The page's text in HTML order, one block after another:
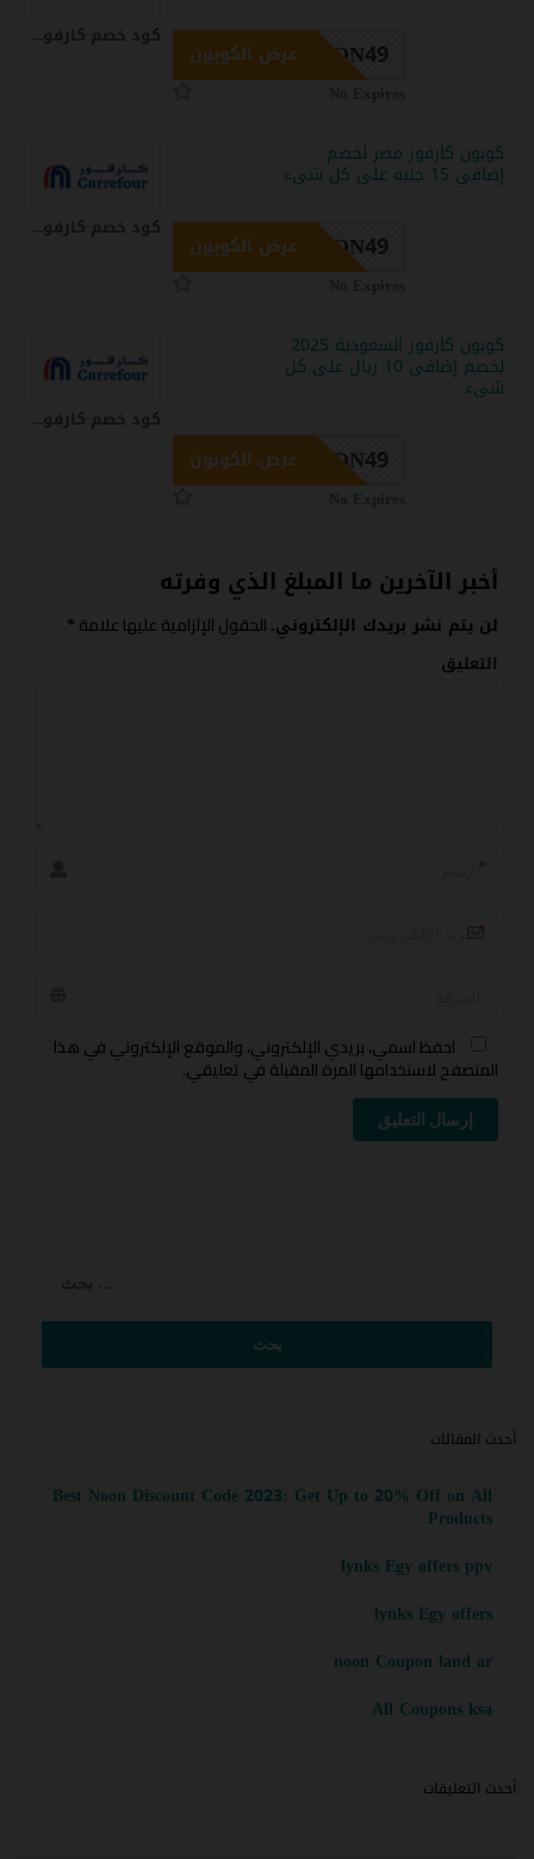
ON49 عرض الكوبون
كوبون كارفور مصر لخصم
إضافي 15 جنيه على كل شىء
ON49 عرض الكوبون
كوبون كارفور السعودية 2025
لخصم إضافي 10 ريال على كل
شىء
ON49 عرض الكوبون
أخبر الآخرين ما المبلغ الذي وفرته
لن يتم نشر بريدك الإلكتروني. الحقول الإلزامية عليها علامة *
التعليق
*
*
احفظ اسمي، بريدي الإلكتروني، والموقع الإلكتروني في هذا
المتصفح لاستخدامها المرة المقبلة في تعليقي.
إرسال التعليق
أحدث المقالات
Best Noon Discount Code 2023: Get Up to 20% Off on All
Products
lynks Egy offers ppv
lynks Egy offers
noon Coupon land ar
All Coupons ksa
أحدث التعليقات